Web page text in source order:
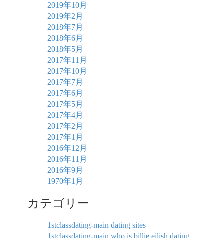
2019年10月
2019年2月
2018年7月
2018年6月
2018年5月
2017年11月
2017年10月
2017年7月
2017年6月
2017年5月
2017年4月
2017年2月
2017年1月
2016年12月
2016年11月
2016年9月
1970年1月
カテゴリー
1stclassdating-main dating sites
1stclassdating-main who is billie eilish dating